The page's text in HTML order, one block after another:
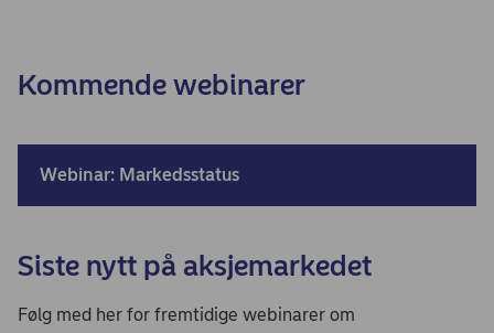
Kommende webinarer
Webinar: Markedsstatus
Siste nytt på aksjemarkedet
Følg med her for fremtidige webinarer om